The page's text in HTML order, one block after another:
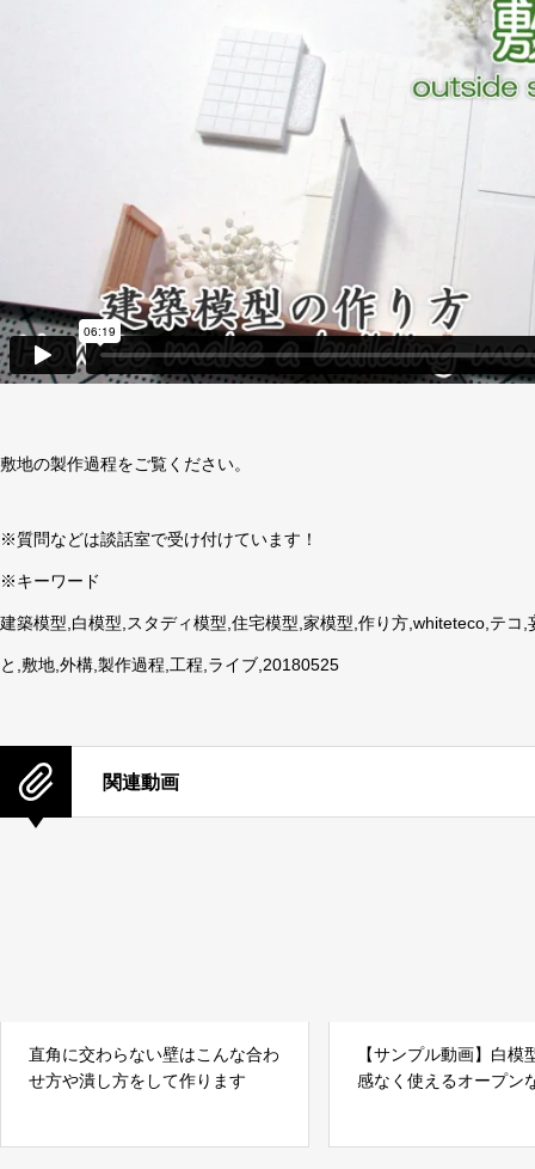
敷地の製作過程をご覧ください。
※質問などは談話室で受け付けています！
※キーワード
建築模型,白模型,スタディ模型,住宅模型,家模型,作り方,whiteteco,テ
と,敷地,外構,製作過程,工程,ライブ,20180525
関連動画
直角に交わらない壁はこんな合わ
せ方や潰し方をして作ります
【サンプル動画】白模
感なく使えるオープン